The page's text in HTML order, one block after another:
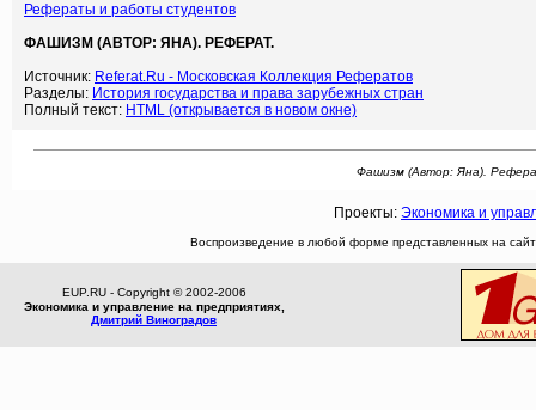
Рефераты и работы студентов
ФАШИЗМ (АВТОР: ЯНА). РЕФЕРАТ.
Источник: Referat.Ru - Московская Коллекция Рефератов
Разделы: История государства и права зарубежных стран
Полный текст: HTML (открывается в новом окне)
Фашизм (Автор: Яна).
Проекты: Экономика и
Воспроизведение в любой форме представленных на
EUP.RU - Copyright © 2002-2006
Экономика и управление на предприятиях,
Дмитрий Виноградов